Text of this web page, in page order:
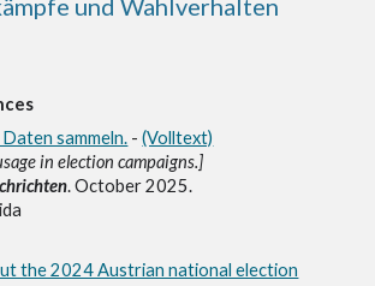
und Wahlverhalten
sammeln. - (Volltext)
in election campaigns.]
. October 2025.
the 2024 Austrian national election